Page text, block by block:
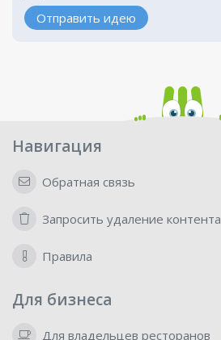
Отправить идею
Навигация
Обратная связь
Запросить удаление контента
Правила
Для бизнеса
Для владельцев ресторанов